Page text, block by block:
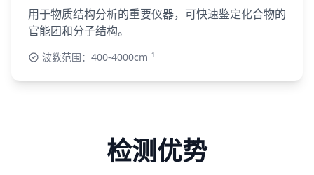
用于物质结构分析的重要仪器，可快速鉴定化合物的
官能团和分子结构。
波数范围：400-4000cm⁻¹
检测优势